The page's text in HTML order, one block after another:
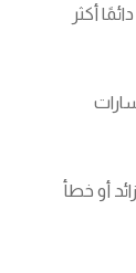
أكثر
أو خطأ